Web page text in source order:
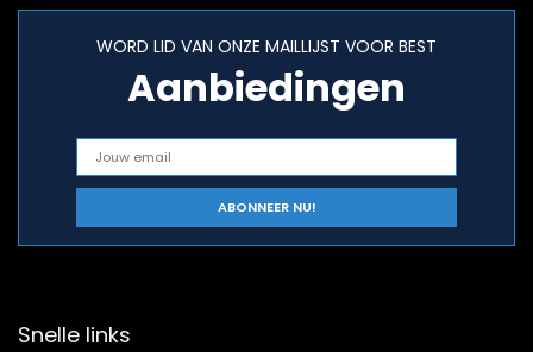
WORD LID VAN ONZE MAILLIJST VOOR BEST
Aanbiedingen
Snelle links